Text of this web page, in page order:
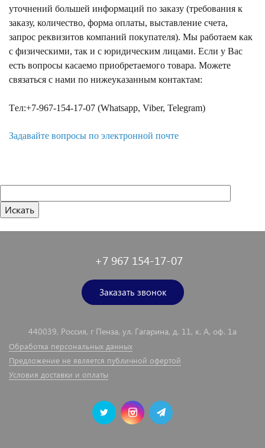
уточнений большей информаций по заказу (требования к
заказу, количество, форма оплаты, выставление счета,
запрос реквизитов компаний покупателя). Мы работаем как
с физическими, так и с юридическим лицами. Если у Вас
есть вопросы касаемо приобретаемого товара. Можете
связаться с нами по нижеуказанным контактам:
Tел:+7-967-154-17-07 (Whatsapp, Viber, Telegram)
Задавайте вопросы по электронной почте
+7 967 154-17-07
Заказать звонок
440039, Россия, г Пенза, ул. Гагарина, д. 11, к. А, оф. 1а
Обработка персональных данных
Предложение не является публичной офертой
Условия доставки и оплаты